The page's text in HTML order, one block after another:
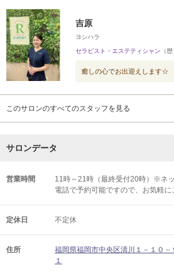
吉原
ヨシハラ
セラピスト・エステティシャン （歴
癒しの心でお出迎えします☆
このサロンのすべてのスタッフを見る
サロンデータ
営業時間
11時～21時（最終受付20時）※ネ
電話で予約可能ですので、お気軽に
定休日 不定休
住所
福岡県福岡市中央区清川１－１０
１